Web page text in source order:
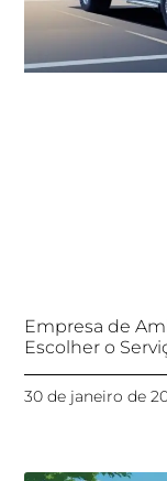
Empresa de
Escolher o
30 de janeiro de